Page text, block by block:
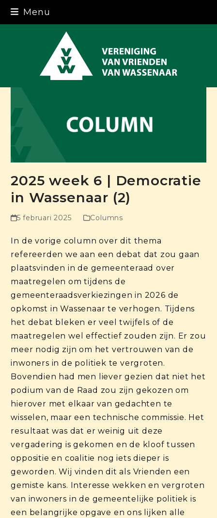
Skip
Menu
2025 week 6 | Democratie
in Wassenaar (2)
5 februari 2025 Columns
In de vorige column over dit thema
refereerden we aan een debat dat zou gaan
plaatsvinden in de gemeenteraad over
maatregelen om tijdens de
gemeenteraadsverkiezingen in 2026 de
opkomst in Wassenaar te verhogen. Tijdens
het debat bleken er veel twijfels of de
maatregelen wel effectief zouden zijn. Er zou
meer nodig zijn om het vertrouwen van de
inwoners in de politiek te vergroten.
Bovendien had men liever gezien dat niet het
podium van de Raad zou zijn gekozen om
hierover met elkaar van gedachten te
wisselen, maar een technische commissie. Het
resultaat was dat er weinig uit deze
vergadering is gekomen en de kloof tussen
oppositie en coalitie nog iets dieper is
geworden. Wij vinden dit als Vrienden een
gemiste kans. Interesse wekken en vergroten
van inwoners in de gemeentelijke politiek is
een belangrijke opgave en ons lijken alle